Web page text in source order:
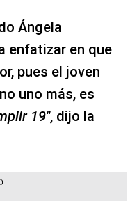
Ángela
enfatizar en que
pues el joven
uno más, es
19″, dijo la